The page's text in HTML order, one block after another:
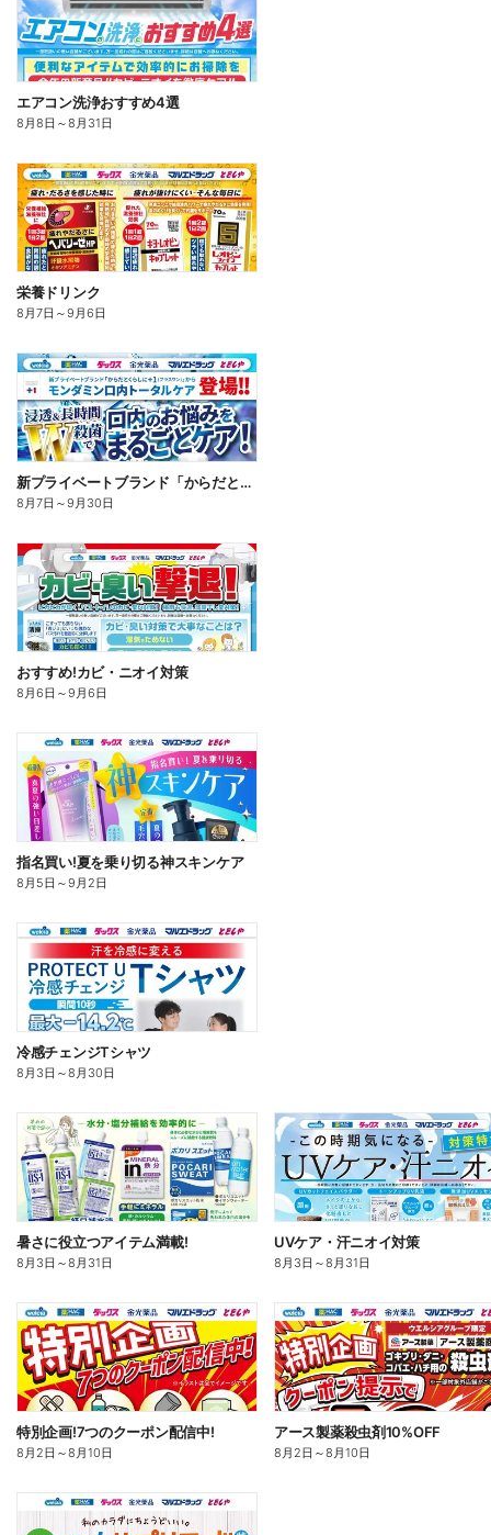
エアコン洗浄おすすめ4選
8月8日 ～8月31日
栄養ドリンク
8月7日 ～9月6日
新プライベートブランド「からだとくらしに+1(プラスワン)」よりモンダミン口内トータルケア登場!
8月7日 ～9月30日
おすすめ!カビ・ニオイ対策
8月6日 ～9月6日
指名買い!夏を乗り切る神スキンケア
8月5日 ～9月2日
冷感チェンジTシャツ
8月3日 ～8月30日
暑さに役立つアイテム満載!
8月3日 ～8月31日
UVケア・汗ニオイ対策
8月3日 ～8月31日
特別企画!7つのクーポン配信中!
8月2日 ～8月10日
アース製薬殺虫剤10%OFF
8月2日 ～8月10日